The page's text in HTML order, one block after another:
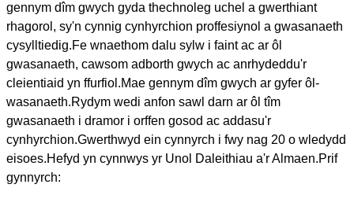
gennym dîm gwych gyda thechnoleg uchel a gwerthiant
rhagorol, sy'n cynnig cynhyrchion proffesiynol a gwasanaeth
cysylltiedig.Fe wnaethom dalu sylw i faint ac ar ôl
gwasanaeth, cawsom adborth gwych ac anrhydeddu'r
cleientiaid yn ffurfiol.Mae gennym dîm gwych ar gyfer ôl-
wasanaeth.Rydym wedi anfon sawl darn ar ôl tîm
gwasanaeth i dramor i orffen gosod ac addasu'r
cynhyrchion.Gwerthwyd ein cynnyrch i fwy nag 20 o wledydd
eisoes.Hefyd yn cynnwys yr Unol Daleithiau a'r Almaen.Prif
gynnyrch: